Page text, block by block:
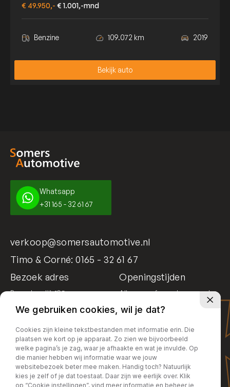
€ 49.950,- € 1.001,-mnd
Benzine 109.072 km 2019
Bekijk auto
Bekijk auto
Whatsapp
+31 165 - 32 61 67
verkoop@somersautomotive.nl
Timo & Corné:0165 - 32 61 67
Bezoek adres
Bosschendijk 195
Openingstijden
Alleen op afspraak geopend
We gebruiken cookies, wil je dat?
Cookies zijn kleine tekstbestanden met informatie erin. Die
plaatsen we kort op je apparaat. Zo zien we bijvoorbeeld
welke pagina’s je zag, waar je afhaakte en wat je invulde. Op
die manier hebben wij informatie waar we jouw
websitebezoek beter mee maken. Handig toch? Natuurlijk
kies je zelf of je dat toestaat. Daar zijn we eerlijk over. Klik
op “Cookie instellingen”, vind meer informatie en beheer je